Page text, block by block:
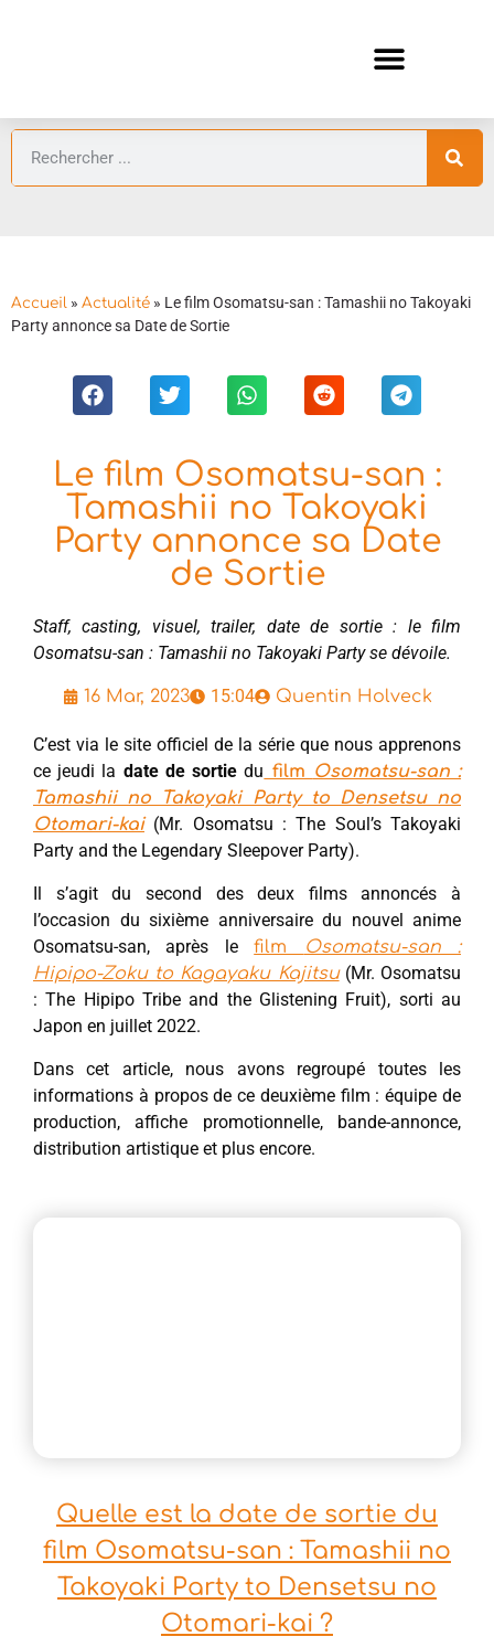
Accueil » Actualité » Le film Osomatsu-san : Tamashii no Takoyaki
Party annonce sa Date de Sortie
Le film Osomatsu-san :
Tamashii no Takoyaki
Party annonce sa Date
de Sortie
Staff, casting, visuel, trailer, date de sortie : le film
Osomatsu-san : Tamashii no Takoyaki Party se dévoile.
16 Mar, 2023 15:04 Quentin Holveck
C’est via le site officiel de la série que nous apprenons
ce jeudi la date de sortie du film Osomatsu-san :
Tamashii no Takoyaki Party to Densetsu no
Otomari-kai(Mr. Osomatsu : The Soul’s Takoyaki
Party and the Legendary Sleepover Party).
Il s’agit du second des deux films annoncés à
l’occasion du sixième anniversaire du nouvel anime
Osomatsu-san, après lefilm
Osomatsu-san :
Hipipo-Zoku to Kagayaku Kajitsu(Mr. Osomatsu
: The Hipipo Tribe and the Glistening Fruit), sorti au
Japon en juillet 2022.
Dans cet article, nous avons regroupé toutes les
informations à propos de ce deuxième film : équipe de
production, affiche promotionnelle, bande-annonce,
distribution artistique et plus encore.
Quelle est la date de sortie du
film Osomatsu-san : Tamashii no
Takoyaki Party to Densetsu no
Otomari-kai ?